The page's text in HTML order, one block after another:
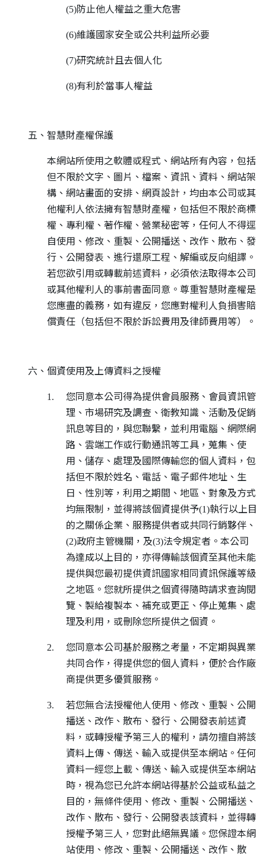
(5)防止他人權益之重大危害
(6)維護國家安全或公共利益所必要
(7)研究統計且去個人化
(8)有利於當事人權益
五、智慧財產權保護
本網站所使用之軟體或程式、網站所有內容，包括
但不限於文字、圖片、檔案、資訊、資料、網站架
構、網站畫面的安排、網頁設計，均由本公司或其
他權利人依法擁有智慧財產權，包括但不限於商標
權、專利權、著作權、營業秘密等，任何人不得逕
自使用、修改、重製、公開播送、改作、散布、發
行、公開發表、進行還原工程、解編或反向組譯。
若您欲引用或轉載前述資料，必須依法取得本公司
或其他權利人的事前書面同意。尊重智慧財產權是
您應盡的義務，如有違反，您應對權利人負損害賠
償責任（包括但不限於訴訟費用及律師費用等）。
六、個資使用及上傳資料之授權
1. 您同意本公司得為提供會員服務、會員資訊管
理、市場研究及調查、衛教知識、活動及促銷
訊息等目的，與您聯繫，並利用電腦、網際網
路、雲端工作或行動通訊等工具，蒐集、使
用、儲存、處理及國際傳輸您的個人資料，包
括但不限於姓名、電話、電子郵件地址、生
日、性別等，利用之期間、地區、對象及方式
均無限制，並得將該個資提供予(1)執行以上目
的之關係企業、服務提供者或共同行銷夥伴、
(2)政府主管機關，及(3)法令規定者。本公司
為達成以上目的，亦得傳輸該個資至其他未能
提供與您最初提供資訊國家相同資訊保護等級
之地區。您就所提供之個資得隨時請求查詢閱
覽、製給複製本、補充或更正、停止蒐集、處
理及利用，或刪除您所提供之個資。
2. 您同意本公司基於服務之考量，不定期與異業
共同合作，得提供您的個人資料，便於合作廠
商提供更多優質服務。
3. 若您無合法授權他人使用、修改、重製、公開
播送、改作、散布、發行、公開發表前述資
料，或轉授權予第三人的權利，請勿擅自將該
資料上傳、傳送、輸入或提供至本網站。任何
資料一經您上載、傳送、輸入或提供至本網站
時，視為您已允許本網站得基於公益或私益之
目的，無條件使用、修改、重製、公開播送、
改作、散布、發行、公開發表該資料，並得轉
授權予第三人，您對此絕無異議。您保證本網
站使用、修改、重製、公開播送、改作、散